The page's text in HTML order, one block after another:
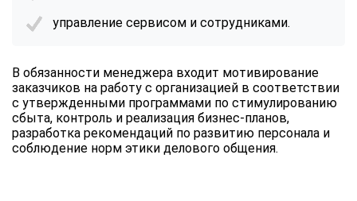
управление сервисом и сотрудниками.
В обязанности менеджера входит мотивирование
заказчиков на работу с организацией в соответствии
с утвержденными программами по стимулированию
сбыта, контроль и реализация бизнес-планов,
разработка рекомендаций по развитию персонала и
соблюдение норм этики делового общения.